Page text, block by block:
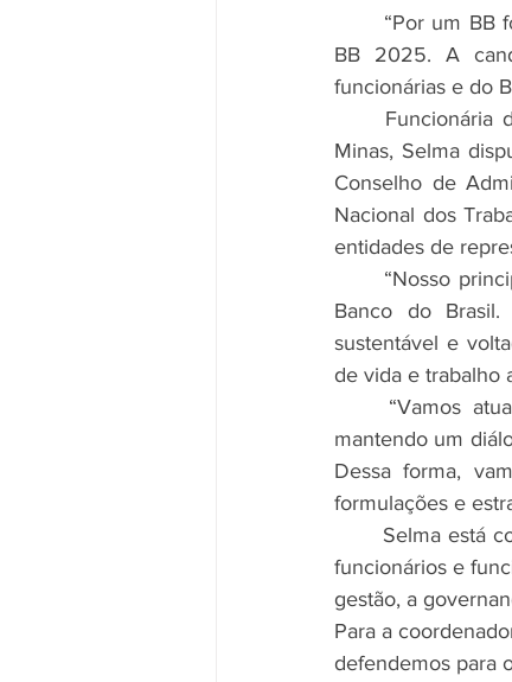
BB 2025. A
funcionárias e do
Minas, Selma
Conselho de
Nacional dos
entidades de
Banco do
sustentável e
de vida e trabalho
mantendo um
Dessa forma,
formulações e
funcionários e
gestão, a
Para a
defendemos para